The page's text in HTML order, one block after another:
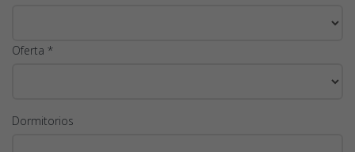
Oferta *
Dormitorios